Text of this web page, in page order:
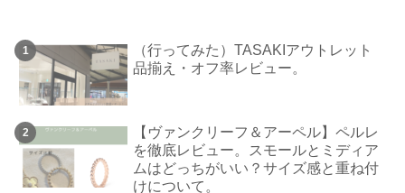
（行ってみた）TASAKIアウトレット
品揃え・オフ率レビュー。
【ヴァンクリーフ＆アーペル】ペルレ
を徹底レビュー。スモールとミディア
ムはどっちがいい？サイズ感と重ね付
けについて。